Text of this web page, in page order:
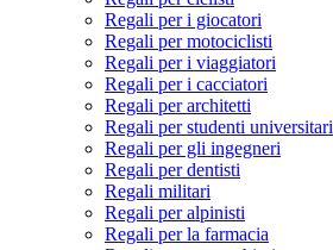
Regali per i giocatori
Regali per motociclisti
Regali per i viaggiatori
Regali per i cacciatori
Regali per architetti
Regali per studenti universitari
Regali per gli ingegneri
Regali per dentisti
Regali militari
Regali per alpinisti
Regali per la farmacia